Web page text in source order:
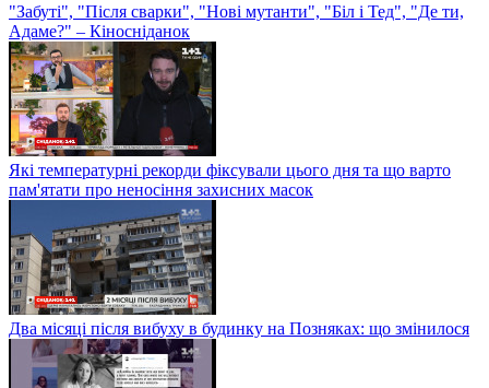
"Забуті", "Після сварки", "Нові мутанти", "Біл і Тед", "Де ти,
Адаме?" – Кіносніданок
Які температурні рекорди фіксували цього дня та що варто
пам'ятати про неносіння захисних масок
Два місяці після вибуху в будинку на Позняках: що змінилося